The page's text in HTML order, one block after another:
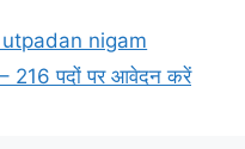
nigam
पदों पर आवेदन करें